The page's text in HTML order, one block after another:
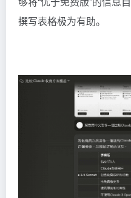
撰写表格极为有助。